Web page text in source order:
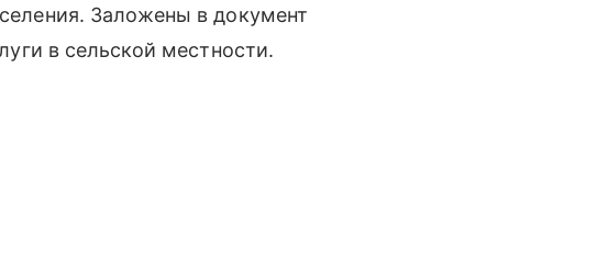
Заложены в документ
в сельской местности.